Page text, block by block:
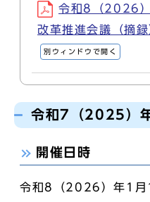
令和8（2026
改革推進会議（摘
別ウィンドウで開く
令和7（2025）
開催日時
令和8（2026）年1